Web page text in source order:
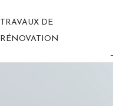
TRAVAUX DE
RÉNOVATION